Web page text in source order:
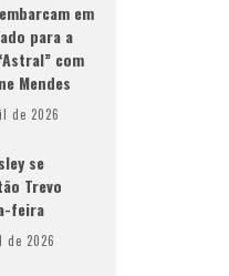
em
para a
com
Mendes
de 2026
se
Trevo
feira
2026